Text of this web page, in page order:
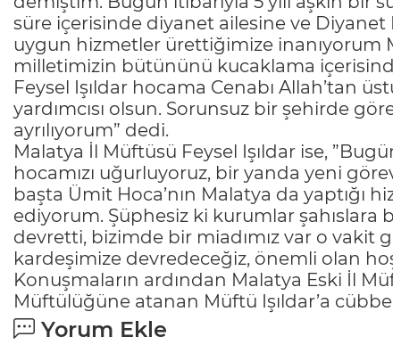
süre içerisinde diyanet ailesine ve
uygun hizmetler ürettiğimize inanıyorum
milletimizin bütününü kucaklama
Feysel Işıldar hocama Cenabı Allah’tan
yardımcısı olsun. Sorunsuz bir şehirde
ayrılıyorum” dedi.
Malatya İl Müftüsü Feysel Işıldar ise,
hocamızı uğurluyoruz, bir yanda yeni
başta Ümit Hoca’nın Malatya da yaptığı
ediyorum. Şüphesiz ki kurumlar şahıslara
devretti, bizimde bir miadımız var o
kardeşimize devredeceğiz, önemli olan
Konuşmaların ardından Malatya Eski İl
Müftülüğüne atanan Müftü Işıldar’a
Yorum Ekle